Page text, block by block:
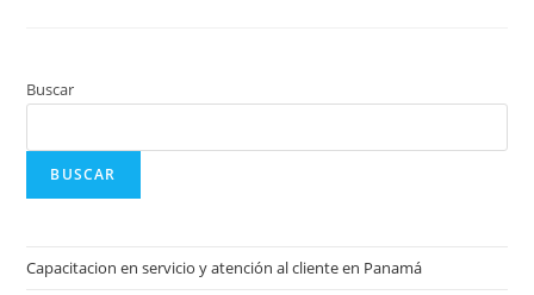
Buscar
BUSCAR
Capacitacion en servicio y atención al cliente en Panamá